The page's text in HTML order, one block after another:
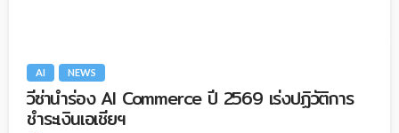
AI NEWS
วีซ่านำร่อง AI Commerce ปี 2569 เร่งปฏิวัติการ
ชำระเงินเอเชียฯ